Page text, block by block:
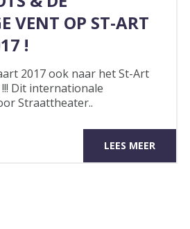
VENT OP ST-ART
!
2017 ook naar het St-Art
Dit internationale
Straattheater..
LEES MEER